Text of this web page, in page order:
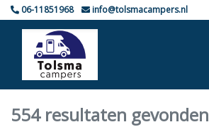
06-11851968 info@tolsmacampers.nl
554 resultaten gevonden